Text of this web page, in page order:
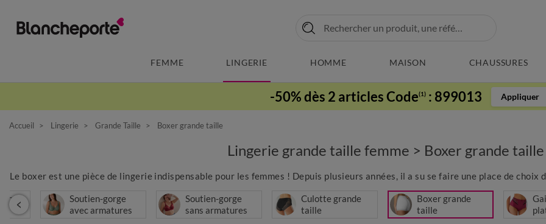
FEMME LINGERIE HOMME MAISON CHAUSSURES
-50% dès 2 articles Code(1) : 899013 Appliquer
Accueil Lingerie Grande Taille Boxer grande taille
Lingerie grande taille femme > Boxer grande
Le boxer est une pièce de lingerie indispensable pour les femmes ! Depuis plusieurs années, il a su se faire une place de
Soutien-gorge
avec armatures
Soutien-gorge
sans armatures
Culotte grande
taille
Boxer grande
taille